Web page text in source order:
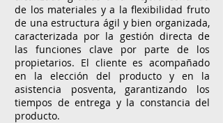
de los materiales y a la flexibilidad fruto
de una estructura ágil y bien organizada,
caracterizada por la gestión directa de
las funciones clave por parte de los
propietarios. El cliente es acompañado
en la elección del producto y en la
asistencia posventa, garantizando los
tiempos de entrega y la constancia del
producto.